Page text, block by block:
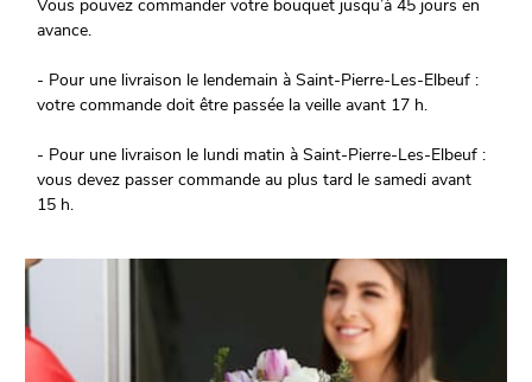
Vous pouvez commander votre bouquet jusqu’à 45 jours en
avance.
- Pour une livraison le lendemain à Saint-Pierre-Les-Elbeuf :
votre commande doit être passée la veille avant 17 h.
- Pour une livraison le lundi matin à Saint-Pierre-Les-Elbeuf :
vous devez passer commande au plus tard le samedi avant
15 h.